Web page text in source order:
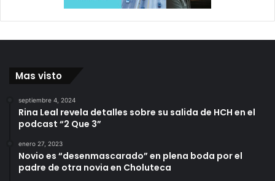
Mas visto
septiembre 4, 2024
Rina Leal revela detalles sobre su salida de HCH en el
podcast “2 Que 3”
enero 27, 2023
Novio es “desenmascarado” en plena boda por el
padre de otra novia en Choluteca